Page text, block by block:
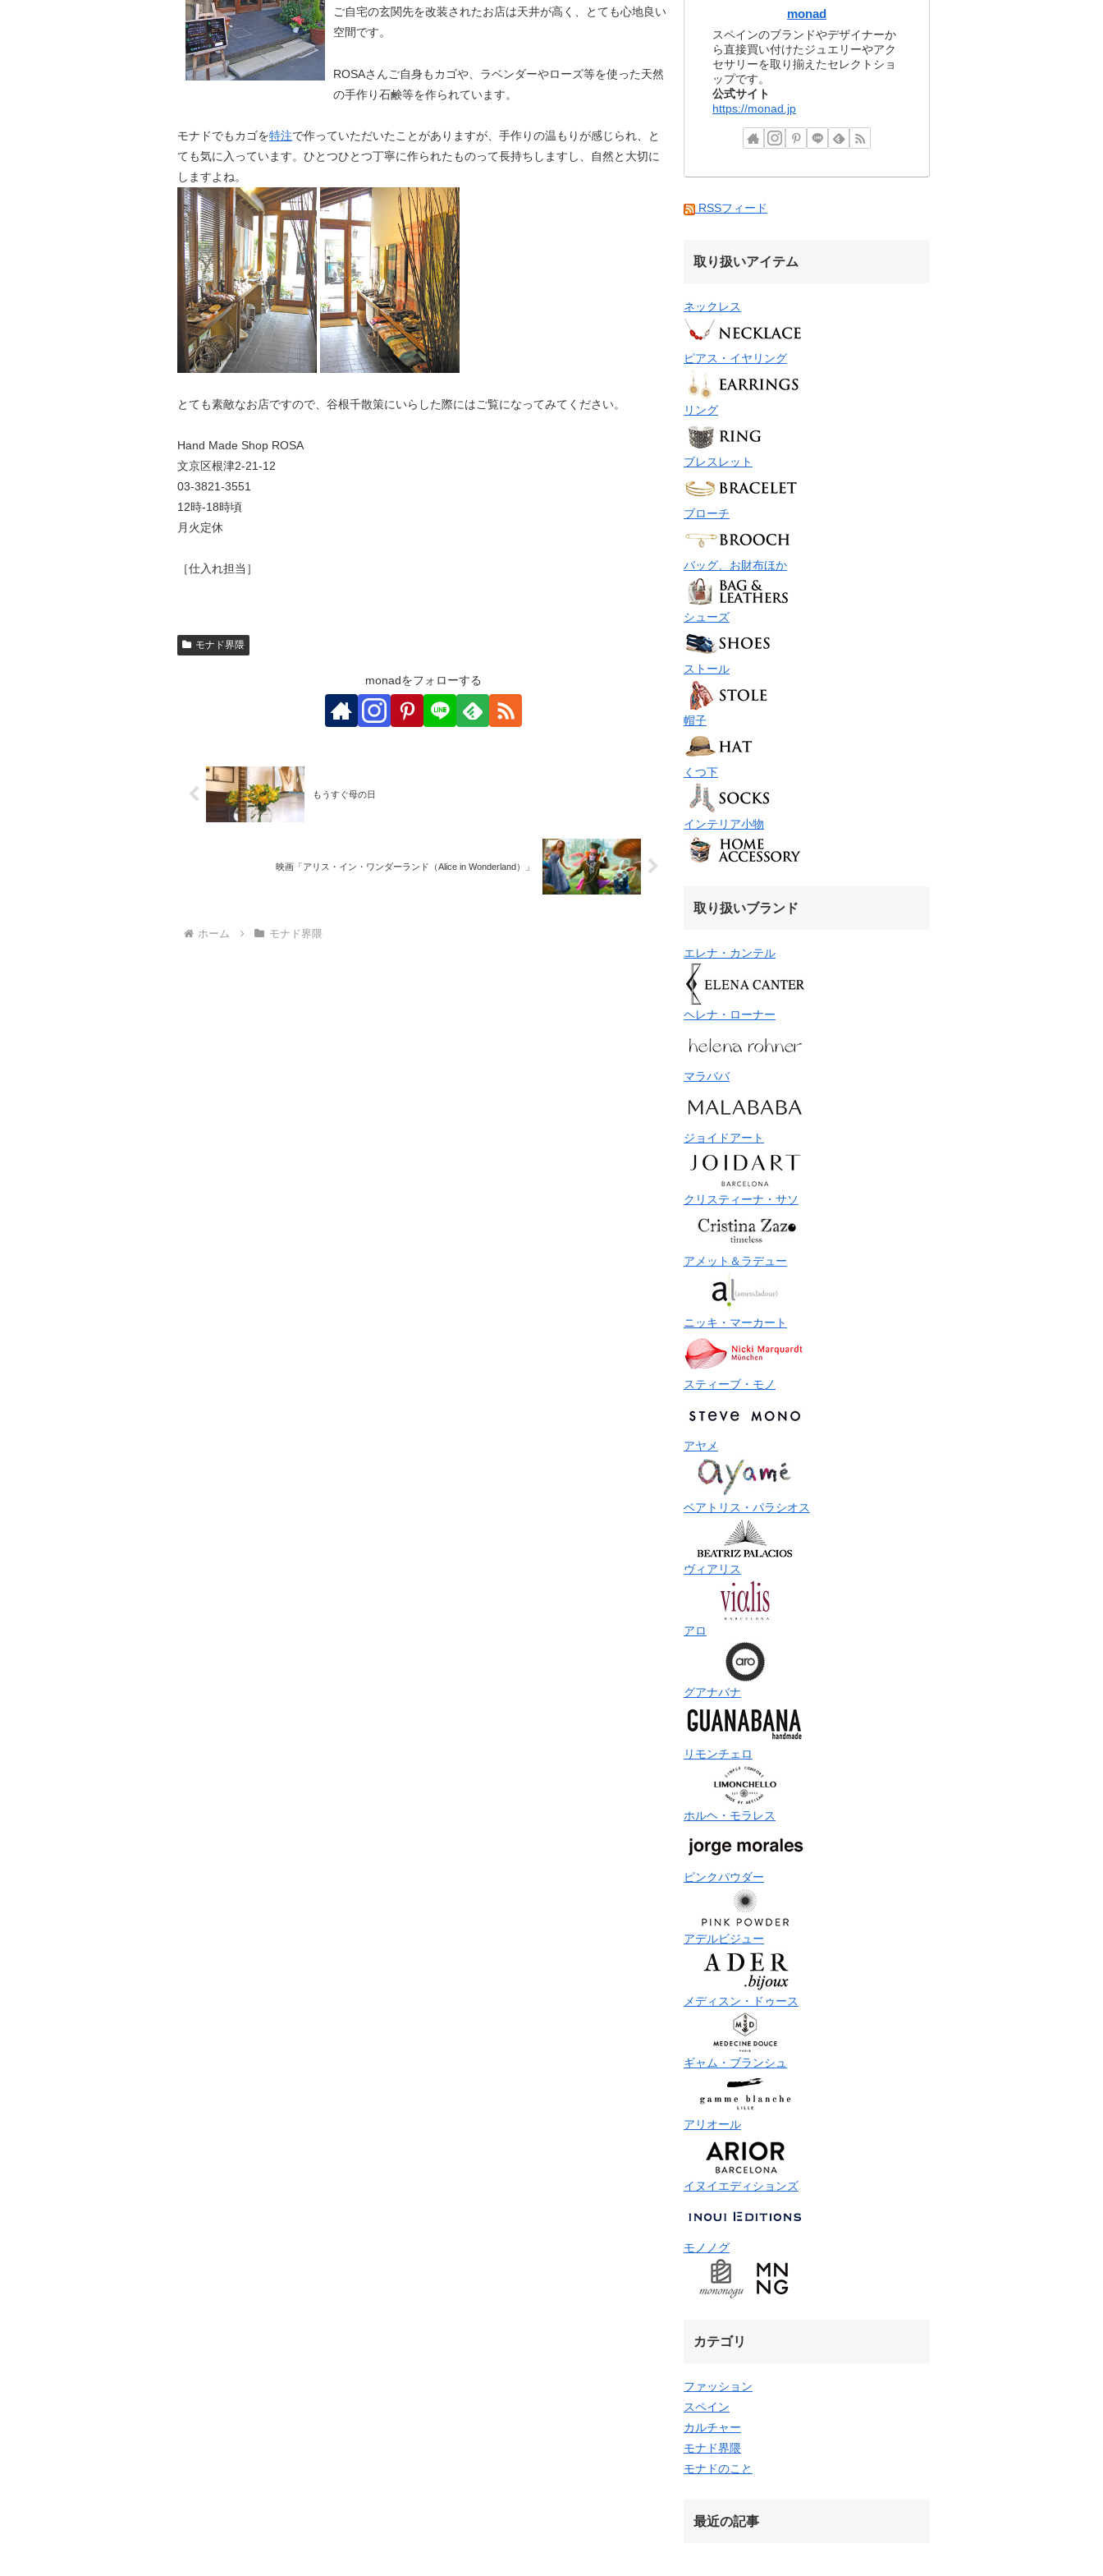
ご自宅の玄関先を改装されたお店は天井が高く、とても心地良い
空間です。
ROSAさんご自身もカゴや、ラベンダーやローズ等を使った天然
の手作り石鹸等を作られています。
モナドでもカゴを特注で作っていただいたことがありますが、手作りの温もりが感じられ、と
ても気に入っています。ひとつひとつ丁寧に作られたものって長持ちしますし、自然と大切に
しますよね。
とても素敵なお店ですので、谷根千散策にいらした際にはご覧になってみてください。
Hand Made Shop ROSA
文京区根津2-21-12
03-3821-3551
12時-18時頃
月火定休
［仕入れ担当］
モナド界隈
monadをフォローする
もうすぐ母の日
映画「アリス・イン・ワンダーランド（Alice in Wonderland）」
ホーム モナド界隈
monad
スペインのブランドやデザイナーか
ら直接買い付けたジュエリーやアク
セサリーを取り揃えたセレクトショ
ップです。
公式サイト
https://monad.jp
RSSフィード
取り扱いアイテム
ネックレス
ピアス・イヤリング
リング
ブレスレット
ブローチ
バッグ、お財布ほか
シューズ
ストール
帽子
くつ下
インテリア小物
取り扱いブランド
エレナ・カンテル
ヘレナ・ローナー
マラババ
ジョイドアート
クリスティーナ・サソ
アメット＆ラデュー
ニッキ・マーカート
スティーブ・モノ
アヤメ
ベアトリス・パラシオス
ヴィアリス
アロ
グアナバナ
リモンチェロ
ホルヘ・モラレス
ピンクパウダー
アデルビジュー
メディスン・ドゥース
ギャム・ブランシュ
アリオール
イヌイエディションズ
モノノグ
カテゴリ
ファッション
スペイン
カルチャー
モナド界隈
モナドのこと
最近の記事